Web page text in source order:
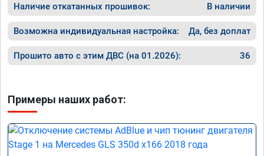
Наличие откатанных прошивок: В наличии
Возможна индивидуальная настройка: Да, без доплат
Прошито авто с этим ДВС (на 01.2026): 36
Примеры наших работ: